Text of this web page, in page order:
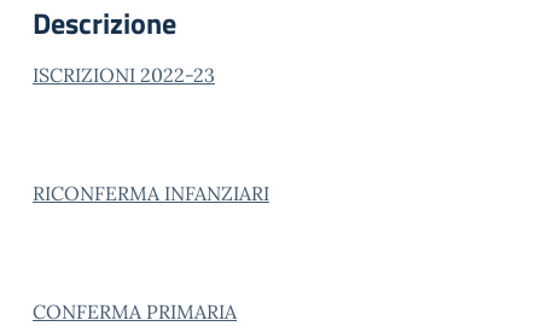
Descrizione
ISCRIZIONI 2022-23
RICONFERMA INFANZIARI
CONFERMA PRIMARIA